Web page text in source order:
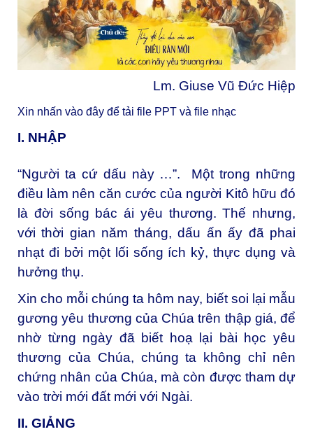
Lm. Giuse Vũ Đức Hiệp
Xin nhấn vào đây để tải file PPT và file nhạc
I. NHẬP
“Người ta cứ dấu này …”. Một trong những
điều làm nên căn cước của người Kitô hữu đó
là đời sống bác ái yêu thương. Thế nhưng,
với thời gian năm tháng, dấu ấn ấy đã phai
nhạt đi bởi một lối sống ích kỷ, thực dụng và
hưởng thụ.
Xin cho mỗi chúng ta hôm nay, biết soi lại mẫu
gương yêu thương của Chúa trên thập giá, để
nhờ từng ngày đã biết hoạ lại bài học yêu
thương của Chúa, chúng ta không chỉ nên
chứng nhân của Chúa, mà còn được tham dự
vào trời mới đất mới với Ngài.
II. GIẢNG